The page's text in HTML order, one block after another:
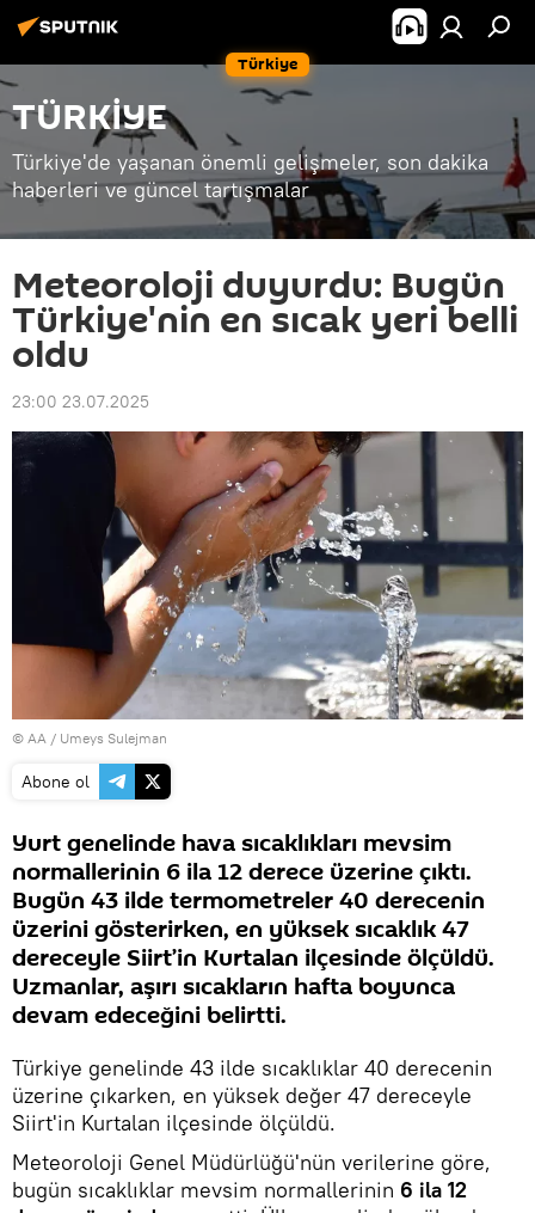
Türkiye
TÜRKİYE
Türkiye'de yaşanan önemli gelişmeler, son dakika
haberleri ve güncel tartışmalar
Meteoroloji duyurdu: Bugün
Türkiye'nin en sıcak yeri belli
oldu
23:00 23.07.2025
© AA / Umeys Sulejman
Abone ol
Yurt genelinde hava sıcaklıkları mevsim
normallerinin 6 ila 12 derece üzerine çıktı.
Bugün 43 ilde termometreler 40 derecenin
üzerini gösterirken, en yüksek sıcaklık 47
dereceyle Siirt’in Kurtalan ilçesinde ölçüldü.
Uzmanlar, aşırı sıcakların hafta boyunca
devam edeceğini belirtti.
Türkiye genelinde 43 ilde sıcaklıklar 40 derecenin
üzerine çıkarken, en yüksek değer 47 dereceyle
Siirt'in Kurtalan ilçesinde ölçüldü.
Meteoroloji Genel Müdürlüğü'nün verilerine göre,
bugün sıcaklıklar mevsim normallerinin 6 ila 12